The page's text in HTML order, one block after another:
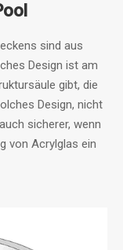
sind aus
Design ist am
gibt, die
Design, nicht
sicherer, wenn
von Acrylglas ein